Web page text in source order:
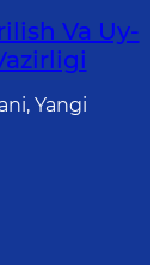
Va Uy-
Yangi